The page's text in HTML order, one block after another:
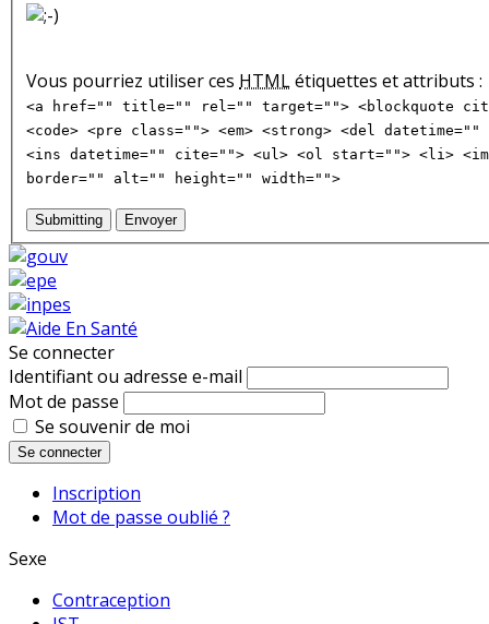
Vous pourriez utiliser ces HTMLétiquettes et attributs :
<a href="" title="" rel="" target=""> <blockquote
<code> <pre class=""> <em> <strong> <del
<ins datetime="" cite=""> <ul> <ol start=""> <li>
border="" alt="" height="" width="">
Submitting Envoyer
Se connecter
Identifiant ou adresse e-mail
Mot de passe
Se souvenir de moi
Se connecter
Inscription
Mot de passe oublié ?
Sexe
Contraception